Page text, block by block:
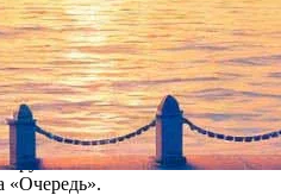
в зимнем саду гостиницы
пять произведений. Это
прозаика Леонида
переводчика из
«Транзит Сайгон-Алматы»,
Аглаи Топоровой
роман Марии
рукопись неизвестного пока
«Очередь».